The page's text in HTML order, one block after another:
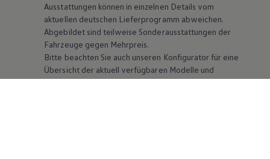
Ausstattungen können in einzelnen Details vom
aktuellen deutschen Lieferprogramm abweichen.
Abgebildet sind teilweise Sonderausstattungen der
Fahrzeuge gegen Mehrpreis.
Bitte beachten Sie auch unseren Konfigurator für eine
Übersicht der aktuell verfügbaren Modelle und
Ausstattungen.